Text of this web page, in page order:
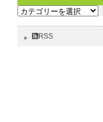
ー
カ
イ
カ
ゴ
RSS